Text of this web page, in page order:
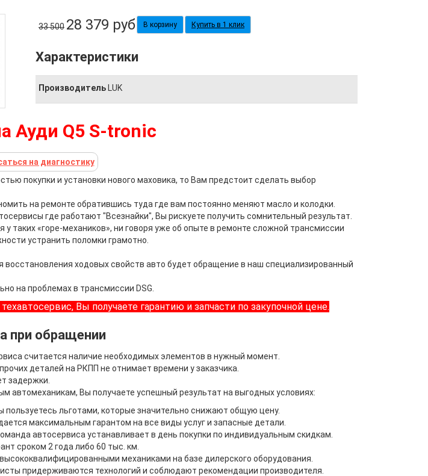
33 500 28 379 руб Купить в 1 клик
Характеристики
Производитель LUK
Ауди Q5 S-tronic
на диагностику
покупки и установки нового маховика, то Вам предстоит сделать выбор
на ремонте обратившись туда где вам постоянно меняют масло и колодки.
где работают "Всезнайки", Вы рискуете получить сомнительный результат.
у таких «горе-механиков», ни говоря уже об опыте в ремонте сложной трансмиссии
устранить поломки грамотно.
ходовых свойств авто будет обращение в наш специализированный
на проблемах в трансмиссии DSG.
Вы получаете гарантию и запчасти по закупочной цене.
при обращении
считается наличие необходимых элементов в нужный момент.
деталей на РКПП не отнимает времени у заказчика.
задержки.
автомеханикам, Вы получаете успешный результат на выгодных условиях:
льготами, которые значительно снижают общую цену.
максимальным гарантом на все виды услуг и запасные детали.
автосервиса устанавливает в день покупки по индивидуальным скидкам.
сроком 2 года либо 60 тыс. км.
механиками на базе дилерского оборудования.
придерживаются технологий и соблюдают рекомендации производителя.